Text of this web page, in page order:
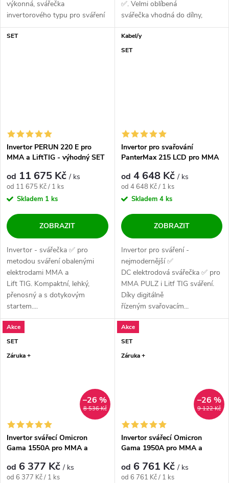
výkonná, svářečka
invertorového typu pro sváření
v ochranné atmosféře...
✅. Velmi oblíbená
svářečka vhodná do dílny,
údržby, domácnosti a lehkou
výrobu ✅. Vysoce...
SET
Invertor PERUN 220 E pro
MMA a LiftTIG - výhodný SET
od 11 675 Kč/ ks
Měrná cena:
od 11 675 Kč / 1 ks
Skladem 1 ks
ZOBRAZIT
Invertor - svářečka ✅ pro
metodou sváření obalenými
elektrodami MMA a
Lift TIG. Kompaktní, lehký,
přenosný a s dotykovým
startem....
Kabel/y
SET
Invertor pro svařování
PanterMax 215 LCD pro MMA
od 4 648 Kč/ ks
Měrná cena:
od 4 648 Kč / 1 ks
Skladem 4 ks
ZOBRAZIT
Invertor pro sváření -
nejmodernější ✅
DC elektrodová svářečka ✅ pro
MMA PULZ i Litf TIG sváření.
Díky digitálně
řízeným svařovacím...
Akce
SET
Záruka +
8 536 Kč
–26 %
Invertor svářecí Omicron
Gama 1550A pro MMA a
od 6 377 Kč/ ks
Měrná cena:
od 6 377 Kč / 1 ks
Akce
SET
Záruka +
9 122 Kč
–26 %
Invertor svářecí Omicron
Gama 1950A pro MMA a
od 6 761 Kč/ ks
Měrná cena:
od 6 761 Kč / 1 ks